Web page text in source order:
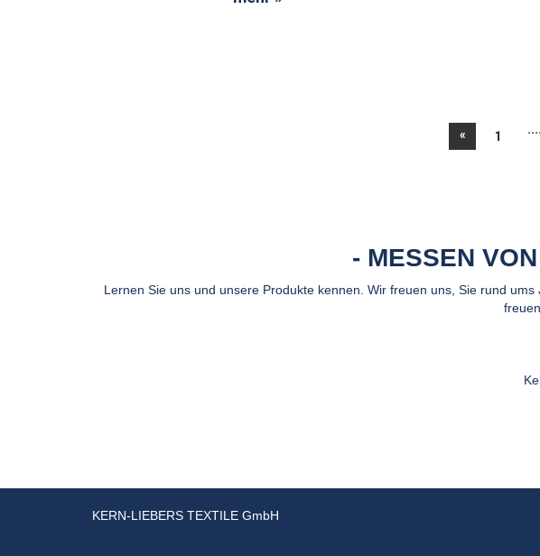
« 1 ....
MESSEN
Lernen Sie uns und unsere Produkte kennen. Wir freuen uns, Sie rund
KERN-LIEBERS TEXTILE GmbH